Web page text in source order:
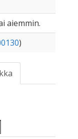
aiemmin.
)